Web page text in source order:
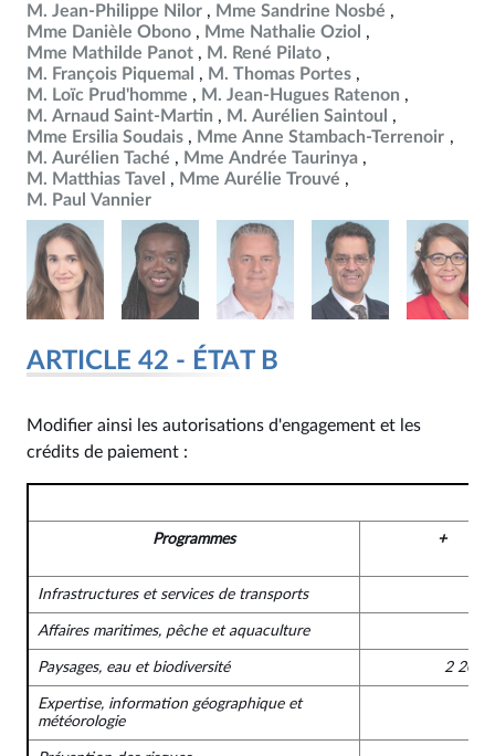
M. Jean-Philippe Nilor
Mme Sandrine Nosbé
Mme Danièle Obono
Mme Nathalie Oziol
Mme Mathilde Panot
M. René Pilato
M. François Piquemal
M. Thomas Portes
M. Loïc Prud'homme
M. Jean-Hugues Ratenon
M. Arnaud Saint-Martin
M. Aurélien Saintoul
Mme Ersilia Soudais
Mme Anne Stambach-Terrenoir
M. Aurélien Taché
Mme Andrée Taurinya
M. Matthias Tavel
Mme Aurélie Trouvé
M. Paul Vannier
ARTICLE 42 - ÉTAT B
Modifier ainsi les autorisations d'engagement et les
crédits de paiement :
Programmes +
Infrastructures et services de transports
Affaires maritimes, pêche et aquaculture
Paysages, eau et biodiversité 2 200
Expertise, information géographique et
météorologie